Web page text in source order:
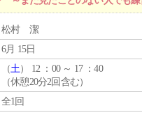
松村 潔
6月 15日
（土） 12 ：00 ～ 17 ：40
（休憩20分2回含む）
全1回